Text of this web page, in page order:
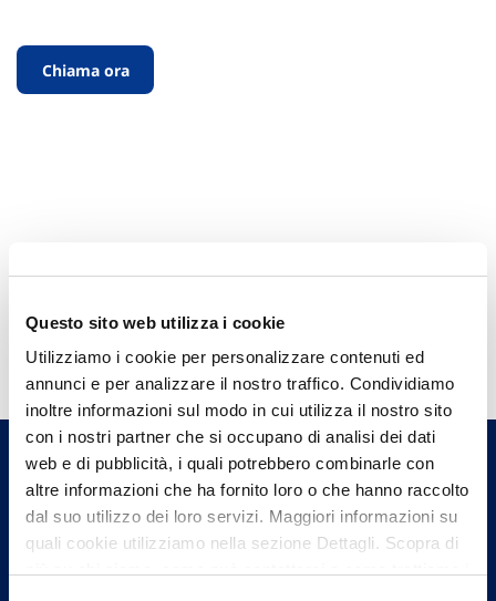
Questo sito web utilizza i cookie
Utilizziamo i cookie per personalizzare contenuti ed
annunci e per analizzare il nostro traffico. Condividiamo
inoltre informazioni sul modo in cui utilizza il nostro sito
con i nostri partner che si occupano di analisi dei dati
web e di pubblicità, i quali potrebbero combinarle con
altre informazioni che ha fornito loro o che hanno raccolto
dal suo utilizzo dei loro servizi. Maggiori informazioni su
quali cookie utilizziamo nella sezione Dettagli. Scopra di
Chiama ora
Hai bisogno di
informazioni?
Trova l'Agenzia più vicina a te e parla con
un nostro Agente.
Contattaci